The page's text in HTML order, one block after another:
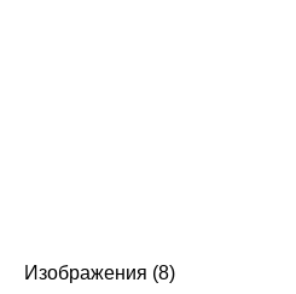
Изображения (8)